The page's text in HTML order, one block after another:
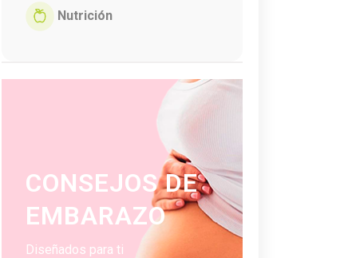
Nutrición
CONSEJOS DE
EMBARAZO
Diseñados para ti